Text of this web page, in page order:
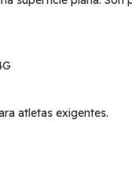
atletas exigentes.